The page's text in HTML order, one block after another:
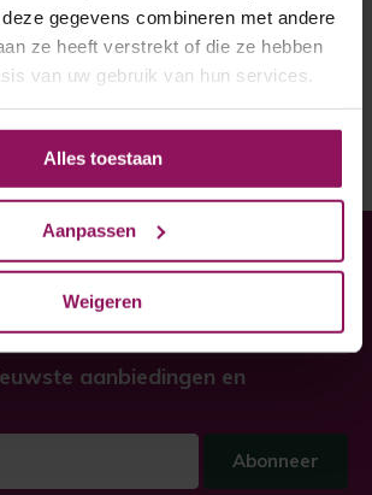
gegevens combineren met andere
ze heeft verstrekt of die ze hebben
van uw gebruik van hun services.
Alles toestaan
Aanpassen
Weigeren
bij uw
contact met ons op!
aanbiedingen en
Abonneer